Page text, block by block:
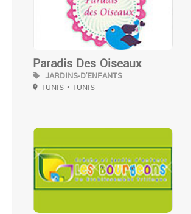
Paradis Des Oiseaux
JARDINS-D'ENFANTS
TUNIS • TUNIS